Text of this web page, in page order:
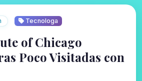
Tecnologa
of Chicago
Poco Visitadas con